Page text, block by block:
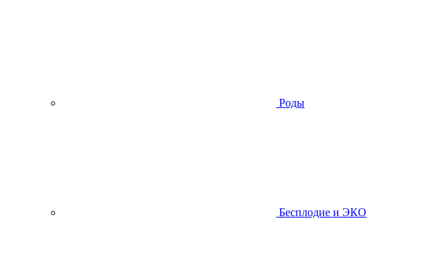
Роды
Бесплодие и ЭКО